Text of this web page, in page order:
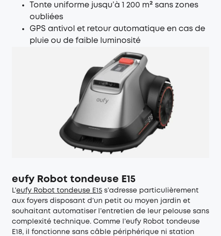
Tonte uniforme jusqu’à 1 200 m² sans zones
oubliées
GPS antivol et retour automatique en cas de
pluie ou de faible luminosité
eufy Robot tondeuse E15
L’eufy Robot tondeuse E15 s’adresse particulièrement
aux foyers disposant d’un petit ou moyen jardin et
souhaitant automatiser l’entretien de leur pelouse sans
complexité technique. Comme l’eufy Robot tondeuse
E18, il fonctionne sans câble périphérique ni station